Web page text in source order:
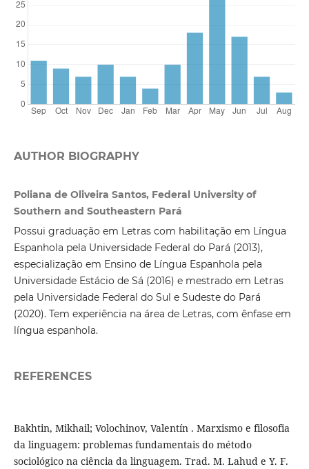
AUTHOR BIOGRAPHY
Poliana de Oliveira Santos, Federal University of
Southern and Southeastern Pará
Possui graduação em Letras com habilitação em Língua
Espanhola pela Universidade Federal do Pará (2013),
especialização em Ensino de Língua Espanhola pela
Universidade Estácio de Sá (2016) e mestrado em Letras
pela Universidade Federal do Sul e Sudeste do Pará
(2020). Tem experiência na área de Letras, com ênfase em
língua espanhola.
REFERENCES
Bakhtin, Mikhail; Volochinov, Valentín . Marxismo e filosofia
da linguagem: problemas fundamentais do método
sociológico na ciência da linguagem. Trad. M. Lahud e Y. F.